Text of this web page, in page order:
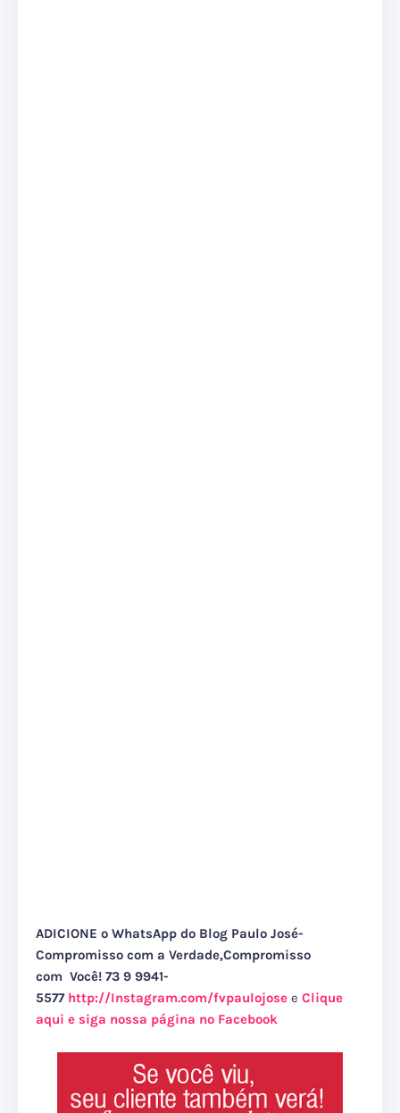
ADICIONE o WhatsApp do Blog Paulo José-
Compromisso com a Verdade,Compromisso
com Você! 73 9 9941-
5577 http://Instagram.com/fvpaulojose e Clique
aqui e siga nossa página no Facebook